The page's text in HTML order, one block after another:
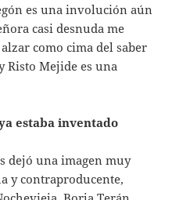
es una involución aún
casi desnuda me
como cima del saber
Risto Mejide es una
estaba inventado
dejó una imagen muy
y contraproducente,